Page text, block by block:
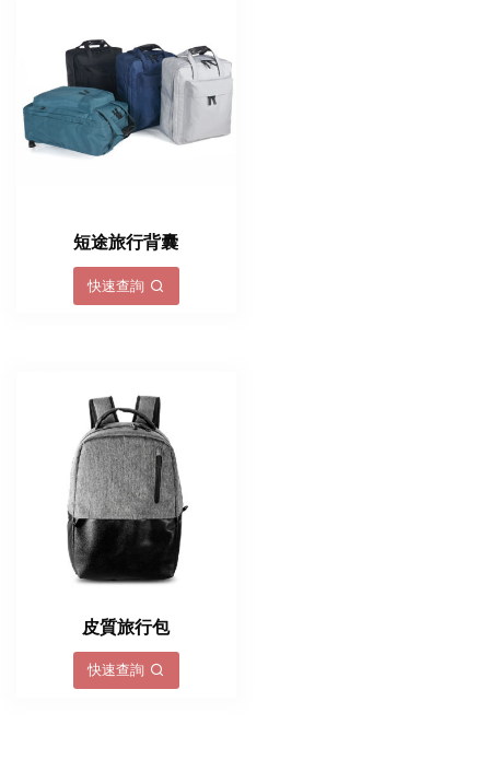
短途旅行背囊
快速查詢
皮質旅行包
快速查詢